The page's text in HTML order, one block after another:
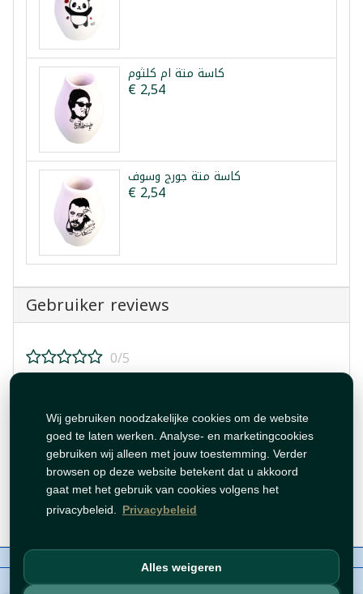
Wij gebruiken noodzakelijke cookies om de website
goed te laten werken. Analyse- en marketingcookies
gebruiken wij alleen met jouw toestemming. Verder
browsen op deze website betekent dat u akkoord
gaat met het gebruik van cookies volgens het
privacybeleid. Privacybeleid
Alles weigeren
كاسة متة ام كلثوم
€ 2,54
كاسة متة جورج وسوف
€ 2,54
Gebruiker reviews
0/5
Beoordeling plaatsen
Over ons
WhatsAppen
auteursrechten©BZORIA 2026